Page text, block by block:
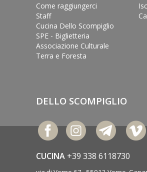
Come raggiungerci
Staff
Cucina Dello Scompiglio
SPE - Biglietteria
Associazione Culturale
Terra e Foresta
DELLO SCOMPIGLIO
CUCINA +39 338 6118730